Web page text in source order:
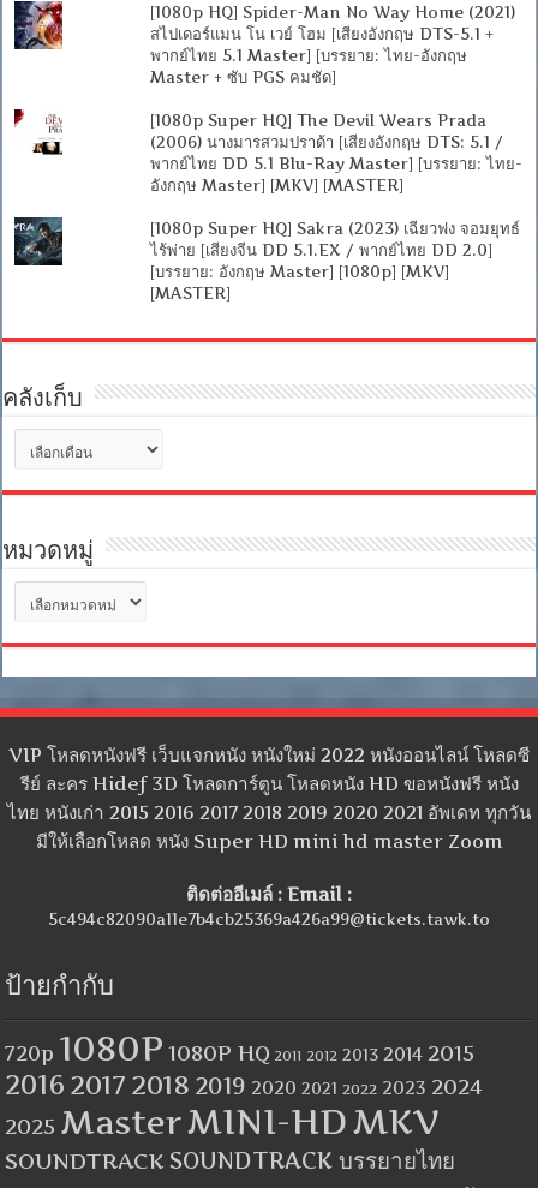
[1080p HQ] Spider-Man No Way Home (2021)
สไปเดอร์แมน โน เวย์ โฮม [เสียงอังกฤษ DTS-5.1 +
พากย์ไทย 5.1 Master] [บรรยาย: ไทย-อังกฤษ
Master + ซับ PGS คมชัด]
[1080p Super HQ] The Devil Wears Prada
(2006) นางมารสวมปราด้า [เสียงอังกฤษ DTS: 5.1 /
พากย์ไทย DD 5.1 Blu-Ray Master] [บรรยาย: ไทย-
อังกฤษ Master] [MKV] [MASTER]
[1080p Super HQ] Sakra (2023) เฉียวฟง จอมยุทธ์
ไร้พ่าย [เสียงจีน DD 5.1.EX / พากย์ไทย DD 2.0]
[บรรยาย: อังกฤษ Master] [1080p] [MKV]
[MASTER]
คลังเก็บ
เก็บ
หมวดหมู่
หมู่
VIP โหลดหนังฟรี เว็บแจกหนัง หนังใหม่ 2022 หนังออนไลน์ โหลดซี
รีย์ ละคร Hidef 3D โหลดการ์ตูน โหลดหนัง HD ขอหนังฟรี หนัง
ไทย หนังเก่า 2015 2016 2017 2018 2019 2020 2021 อัพเดท ทุกวัน
มีให้เลือกโหลด หนัง Super HD mini hd master Zoom
ติดต่ออีเมล์ : Email :
5c494c82090a11e7b4cb25369a426a99@tickets.tawk.to
ป้ายกำกับ
720p 1080P 1080P HQ 2011 2012 2013 2014 2015
2016 2017 2018 2019 2020 2021 2022 2023 2024
2025 MasterMINI-HDMKV
SOUNDTRACK SOUNDTRACK บรรยายไทย